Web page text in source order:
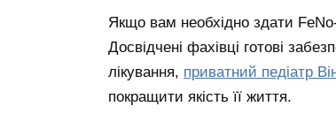
Якщо вам необхідно здати
Досвідчені фахівці готові
лікування, приватний педіатр
покращити якість її життя.